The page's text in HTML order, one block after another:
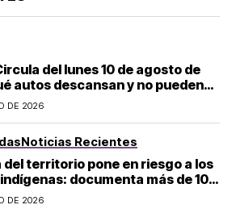
del lunes 10 de agosto de
autos descansan y no pueden
y el Estado de México; estos
DE 2026
Noticias Recientes
del territorio pone en riesgo a los
documenta más de 100
DE 2026